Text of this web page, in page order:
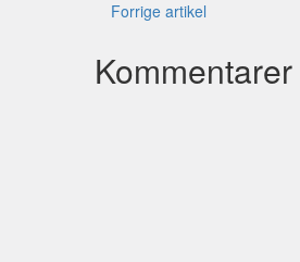
Forrige artikel
Kommentarer